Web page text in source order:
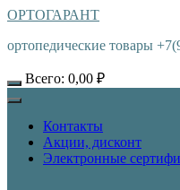
ОРТОГАРАНТ
ортопедические товары
Всего: 0,00 ₽
Контакты
Акции, дисконт
Электронные